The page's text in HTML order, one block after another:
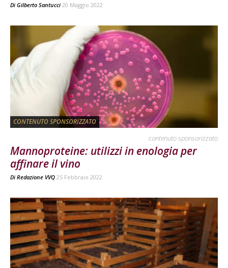
Di Gilberto Santucci 20 Maggio 2022
CONTENUTO SPONSORIZZATO
contenuto sponsorizzato
Mannoproteine: utilizzi in enologia per
affinare il vino
Di Redazione VVQ 25 Febbraio 2022